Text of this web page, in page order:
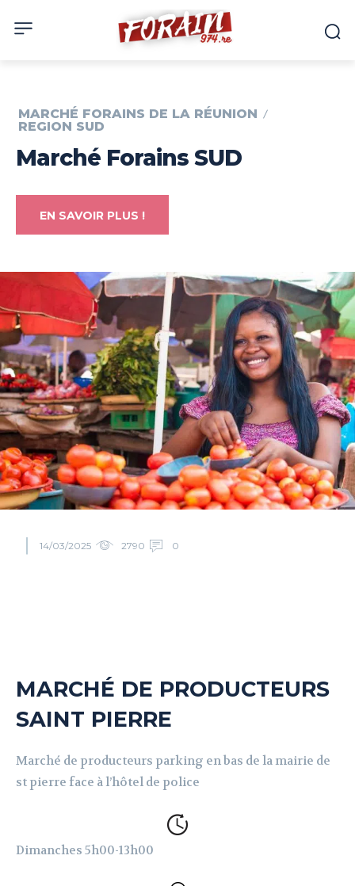
MARCHÉ FORAINS DE LA RÉUNION
REGION SUD
Marché Forains SUD
EN SAVOIR PLUS !
14/03/2025 2790 0
MARCHÉ DE PRODUCTEURS
SAINT PIERRE
Marché de producteurs parking en bas de la mairie de
st pierre face à l’hôtel de police
Dimanches 5h00-13h00